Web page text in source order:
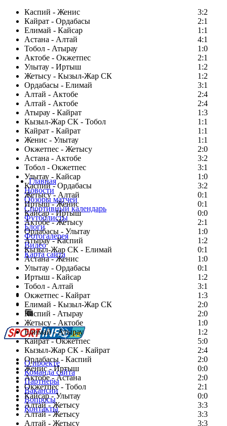
Каспий - Женис
3:2
Кайрат - Ордабасы
2:1
Елимай - Кайсар
1:1
Астана - Алтай
4:1
Тобол - Атырау
1:0
Актобе - Окжетпес
2:1
Улытау - Иртыш
1:2
Жетысу - Кызыл-Жар СК
1:2
Ордабасы - Елимай
3:1
Алтай - Актобе
2:4
Алтай - Актобе
2:4
Атырау - Кайрат
1:3
Кызыл-Жар СК - Тобол
1:1
Кайрат - Кайрат
1:1
Женис - Улытау
1:1
Окжетпес - Жетысу
2:0
Астана - Актобе
3:2
Тобол - Окжетпес
3:1
Улытау - Кайсар
1:0
Каспий - Ордабасы
3:2
Жетысу - Алтай
0:1
Иртыш - Женис
0:1
Кайсар - Иртыш
0:0
Актобе - Жетысу
2:1
Ордабасы - Улытау
1:0
Атырау - Каспий
1:2
Кызыл-Жар СК - Елимай
0:1
Астана - Женис
1:0
Улытау - Ордабасы
0:1
Иртыш - Кайсар
1:2
Тобол - Алтай
3:1
Окжетпес - Кайрат
1:3
Елимай - Кызыл-Жар СК
2:0
Каспий - Атырау
2:0
Жетысу - Актобе
1:0
Елимай - Атырау
1:2
Кайрат - Окжетпес
5:0
Кызыл-Жар СК - Кайрат
2:4
Ордабасы - Каспий
2:0
Женис - Иртыш
0:0
Актобе - Астана
2:0
Окжетпес - Тобол
2:1
Кайсар - Улытау
0:0
Алтай - Жетысу
3:3
Алтай - Жетысу
3:3
Алтай - Жетысу
3:3
Главная
Новости
Обзоры матчей
Спортивный календарь
Футболисты
Блоги
Фотогалерея
Видео
Карта сайта
Есть идея?
Сообщить о мероприятии
Перейти на старый сайт
О проекте
Команда сайта
Партнеры
Вакансии
Вопросы
Контакты